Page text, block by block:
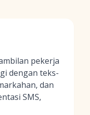
pekerja
dengan teks-
dan
SMS,